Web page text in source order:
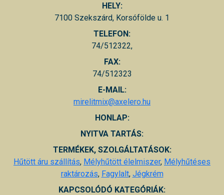
HELY:
7100 Szekszárd, Korsófölde u. 1
TELEFON:
74/512322,
FAX:
74/512323
E-MAIL:
mirelitmix@axelero.hu
HONLAP:
NYITVA TARTÁS:
TERMÉKEK, SZOLGÁLTATÁSOK:
Hűtött áru szállítás, Mélyhűtött élelmiszer, Mélyhűtéses
raktározás, Fagylalt, Jégkrém
KAPCSOLÓDÓ KATEGÓRIÁK: